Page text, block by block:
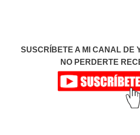
SUSCRÍBETE A MI CANAL DE
NO PERDERTE